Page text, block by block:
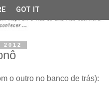
o outro no banco de trás):
GOT IT